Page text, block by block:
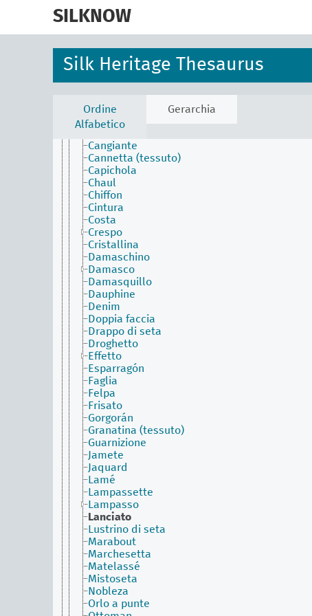
SILKNOW
Silk Heritage Thesaurus
Ordine
Alfabetico
Gerarchia
Baiadera
Batista di seta
Belelachs
Bourette
Brillantino
Broccatello
Broccato (tecnica)
Broccato (tessuto)
Buratto
Calquier
Cangiante
Cannetta (tessuto)
Capichola
Chaul
Chiffon
Cintura
Costa
Crespo
Cristallina
Damaschino
Damasco
Damasquillo
Dauphine
Denim
Doppia faccia
Drappo di seta
Droghetto
Effetto
Esparragón
Faglia
Felpa
Frisato
Gorgorán
Granatina (tessuto)
Guarnizione
Jamete
Jaquard
Lamé
Lampassette
Lampasso
Lanciato
Lustrino di seta
Marabout
Marchesetta
Matelassé
Mistoseta
Nobleza
Orlo a punte